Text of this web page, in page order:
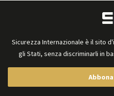
Sicurezza Internazionale è il sito
gli Stati, senza discriminarli in